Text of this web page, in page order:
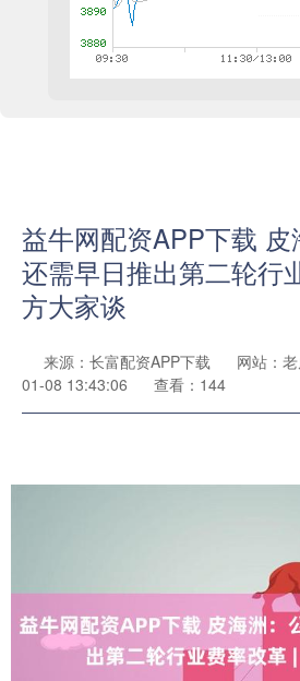
益牛网配资APP下载
还需早日推出第二轮行
方大家谈
来源：长富配资APP下载 网站：
01-08 13:43:06
查看：144